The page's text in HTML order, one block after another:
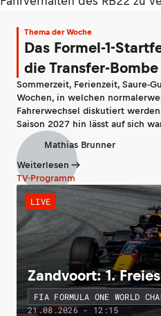
Thema der Woche
Das Formel-1-
die Transfer-
Sommerzeit, Ferienzeit, Saure-
Wochen, in welchen
Fahrerwechsel diskutiert
Saison 2027 hin lässt auf sich
Mathias Brunner
Weiterlesen
TV-Programm
LIVE
Zandvoort: 1.
FIA FORMULA ONE WORLD
21.08.2026 - 12:15